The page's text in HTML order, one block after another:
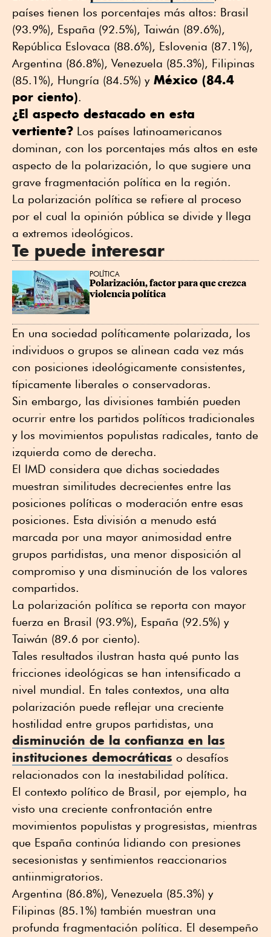
países tienen los porcentajes más altos: Brasil
(93.9%), España (92.5%), Taiwán (89.6%),
República Eslovaca (88.6%), Eslovenia (87.1%),
Argentina (86.8%), Venezuela (85.3%), Filipinas
(85.1%), Hungría (84.5%) yMéxico (84.4
por ciento).
¿El aspecto destacado en esta
vertiente? Los países latinoamericanos
dominan, con los porcentajes más altos en este
aspecto de la polarización, lo que sugiere una
grave fragmentación política en la región.
La polarización política se refiere al proceso
por el cual la opinión pública se divide y llega
a extremos ideológicos.
Te puede interesar
POLÍTICA
Polarización, factor para que crezca
violencia política
En una sociedad políticamente polarizada, los
individuos o grupos se alinean cada vez más
con posiciones ideológicamente consistentes,
típicamente liberales o conservadoras.
Sin embargo, las divisiones también pueden
ocurrir entre los partidos políticos tradicionales
y los movimientos populistas radicales, tanto de
izquierda como de derecha.
El IMD considera que dichas sociedades
muestran similitudes decrecientes entre las
posiciones políticas o moderación entre esas
posiciones. Esta división a menudo está
marcada por una mayor animosidad entre
grupos partidistas, una menor disposición al
compromiso y una disminución de los valores
compartidos.
La polarización política se reporta con mayor
fuerza en Brasil (93.9%), España (92.5%) y
Taiwán (89.6 por ciento).
Tales resultados ilustran hasta qué punto las
fricciones ideológicas se han intensificado a
nivel mundial. En tales contextos, una alta
polarización puede reflejar una creciente
hostilidad entre grupos partidistas, una
disminución de la confianza en las
instituciones democráticas o desafíos
relacionados con la inestabilidad política.
El contexto político de Brasil, por ejemplo, ha
visto una creciente confrontación entre
movimientos populistas y progresistas, mientras
que España continúa lidiando con presiones
secesionistas y sentimientos reaccionarios
antiinmigratorios.
Argentina (86.8%), Venezuela (85.3%) y
Filipinas (85.1%) también muestran una
profunda fragmentación política. El desempeño